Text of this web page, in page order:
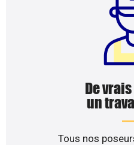
De
un
Tous nos